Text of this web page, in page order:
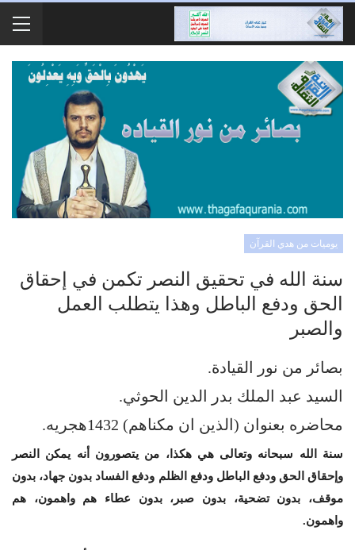
يوميات من هدي القرآن
سنة الله في تحقيق النصر تكمن في إحقاق
الحق ودفع الباطل وهذا يتطلب العمل
والصبر
بصائر من نور القيادة.
السيد عبد الملك بدر الدين الحوثي.
محاضره بعنوان (الذين ان مكناهم) 1432هجريه.
سنة الله سبحانه وتعالى هي هكذا، من يتصورون أنه يمكن النصر
وإحقاق الحق ودفع الباطل ودفع الظلم ودفع الفساد بدون جهاد، بدون
موقف، بدون تضحية، بدون صبر، بدون عطاء هم واهمون، هم
واهمون.